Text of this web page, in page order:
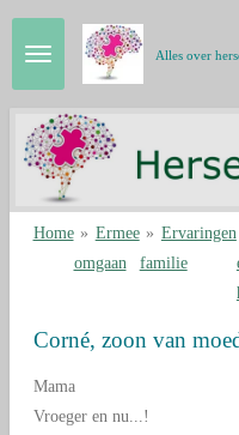
Ga
direct
naar
hoofdinhoud
Home » Ermee
omgaan
» Ervaringen
familie
Corné, zoon van
Mama
Vroeger en nu...!